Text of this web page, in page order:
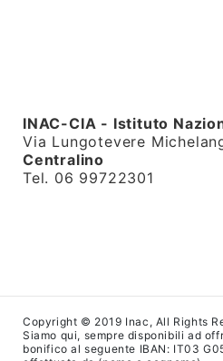
INAC-CIA - Istituto
Via Lungotevere
Centralino
Tel. 06 99722301
Copyright © 2019 Inac, All Rights
Siamo qui, sempre disponibili ad
bonifico al seguente IBAN: IT03